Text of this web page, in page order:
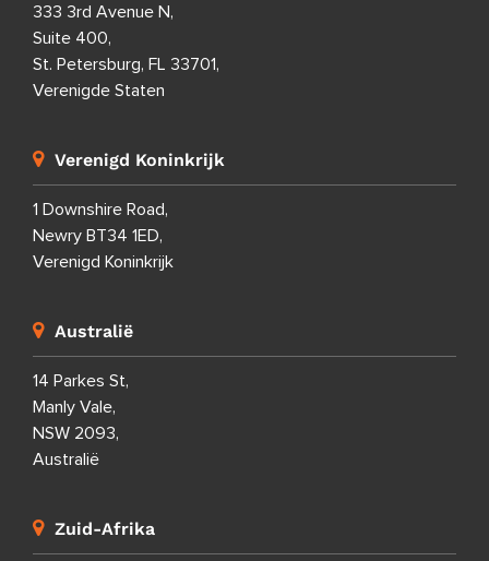
333 3rd Avenue N,
Suite 400,
St. Petersburg, FL 33701,
Verenigde Staten
Verenigd Koninkrijk
1 Downshire Road,
Newry BT34 1ED,
Verenigd Koninkrijk
Australië
14 Parkes St,
Manly Vale,
NSW 2093,
Australië
Zuid-Afrika